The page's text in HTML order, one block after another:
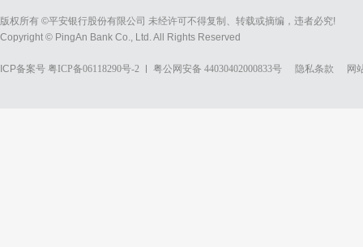
版权所有 ©平安银行股份有限公司 未经许可不得复制、转载或摘编，违者必究!
Copyright © PingAn Bank Co., Ltd. All Rights Reserved
ICP备案号 粤ICP备06118290号-2 粤公网安备 44030402000833号 隐私条款 网